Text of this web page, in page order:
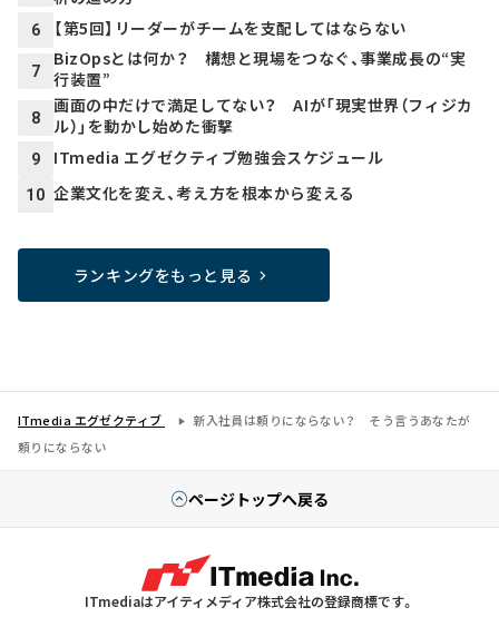
6 【第5回】リーダーがチームを支配してはならない
7
BizOpsとは何か？ 構想と現場をつなぐ、事業成長の“実
行装置”
8
画面の中だけで満足してない？ AIが「現実世界（フィジカ
ル）」を動かし始めた衝撃
9 ITmedia エグゼクティブ勉強会スケジュール
10 企業文化を変え、考え方を根本から変える
ランキングをもっと見る
ITmedia エグゼクティブ
新入社員は頼りにならない？ そう言うあなたが
頼りにならない
ページトップへ戻る
ITmediaはアイティメディア株式会社の登録商標です。